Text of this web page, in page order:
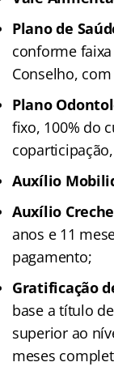
Plano de
conforme
Conselho,
Plano
fixo, 100% do
Auxílio
Auxílio
anos e 11
pagamento;
Gratificação
base a título
superior ao
meses